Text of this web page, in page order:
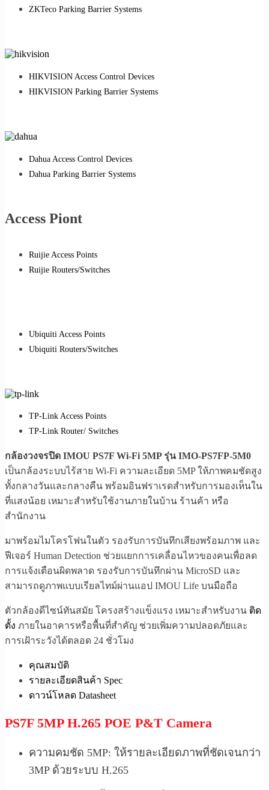
ZKTeco Parking Barrier Systems
HIKVISION Access Control Devices
HIKVISION Parking Barrier Systems
Dahua Access Control Devices
Dahua Parking Barrier Systems
Access Piont
Ruijie Access Points
Ruijie Routers/Switches
Ubiquiti Access Points
Ubiquiti Routers/Switches
TP-Link Access Points
TP-Link Router/ Switches
กล้องวงจรปิด IMOU PS7F Wi-Fi 5MP รุ่น IMO-PS7FP-5M0
เป็นกล้องระบบไร้สาย Wi-Fi ความละเอียด 5MP ให้ภาพคมชัดสูง
ทั้งกลางวันและกลางคืน พร้อมอินฟราเรดสำหรับการมองเห็นใน
ที่แสงน้อย เหมาะสำหรับใช้งานภายในบ้าน ร้านค้า หรือ
สำนักงาน
มาพร้อมไมโครโฟนในตัว รองรับการบันทึกเสียงพร้อมภาพ และ
ฟีเจอร์ Human Detection ช่วยแยกการเคลื่อนไหวของคนเพื่อลด
การแจ้งเตือนผิดพลาด รองรับการบันทึกผ่าน MicroSD และ
สามารถดูภาพแบบเรียลไทม์ผ่านแอป IMOU Life บนมือถือ
ตัวกล้องดีไซน์ทันสมัย โครงสร้างแข็งแรง เหมาะสำหรับงาน ติด
ตั้ง ภายในอาคารหรือพื้นที่สำคัญ ช่วยเพิ่มความปลอดภัยและ
การเฝ้าระวังได้ตลอด 24 ชั่วโมง
คุณสมบัติ
รายละเอียดสินค้า Spec
ดาวน์โหลด Datasheet
PS7F 5MP H.265 POE P&T Camera
ความคมชัด 5MP: ให้รายละเอียดภาพที่ชัดเจนกว่า
3MP ด้วยระบบ H.265